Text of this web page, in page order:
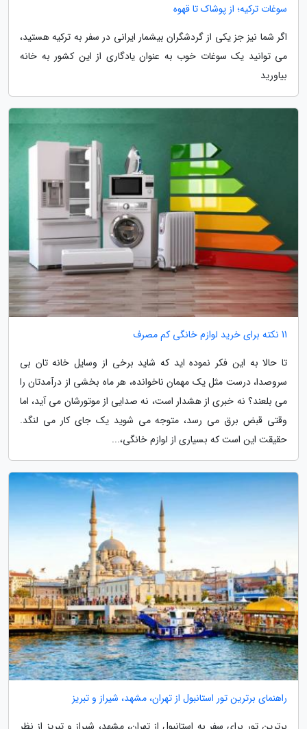
سوغات ترکیه؛ از پوشاک تا قهوه
اگر شما نیز جز یکی از گردشگران بیشمار ایرانی در سفر به ترکیه هستید،
می توانید یک سوغات خوب به عنوان یادگاری از این کشور به خانه
بیاورید
11 نکته برای خرید لوازم خانگی کم مصرف
تا حالا به این فکر نموده اید که شاید برخی از وسایل خانه تان بی
سروصدا، درست مثل یک مهمان ناخوانده، هر ماه بخشی از درآمدتان را
می بلعند؟ نه خبری از هشدار است، نه صدایی از موتورشان می آید، اما
وقتی قبض برق می رسد، متوجه می شوید یک جای کار می لنگد.
حقیقت این است که بسیاری از لوازم خانگی،...
راهنمای برترین تور استانبول از تهران، مشهد، شیراز و تبریز